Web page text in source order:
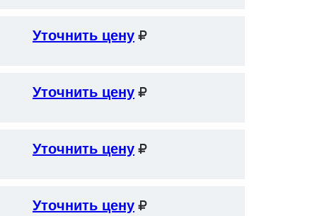
Уточнить цену
Уточнить цену
Уточнить цену
Уточнить цену